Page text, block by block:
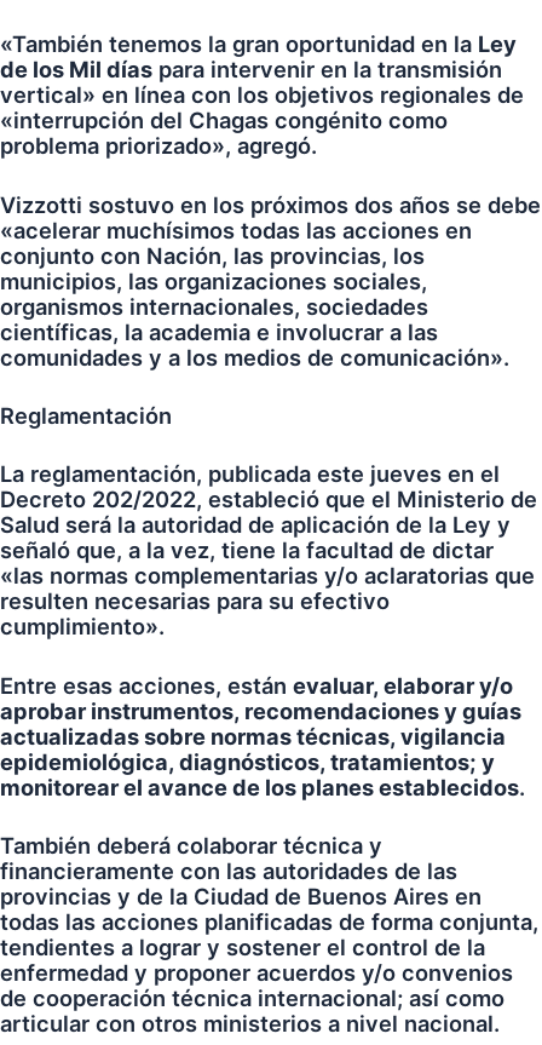
«También tenemos la gran oportunidad en la Ley
de los Mil días para intervenir en la transmisión
vertical» en línea con los objetivos regionales de
«interrupción del Chagas congénito como
problema priorizado», agregó.
Vizzotti sostuvo en los próximos dos años se debe
«acelerar muchísimos todas las acciones en
conjunto con Nación, las provincias, los
municipios, las organizaciones sociales,
organismos internacionales, sociedades
científicas, la academia e involucrar a las
comunidades y a los medios de comunicación».
Reglamentación
La reglamentación, publicada este jueves en el
Decreto 202/2022, estableció que el Ministerio de
Salud será la autoridad de aplicación de la Ley y
señaló que, a la vez, tiene la facultad de dictar
«las normas complementarias y/o aclaratorias que
resulten necesarias para su efectivo
cumplimiento».
Entre esas acciones, están evaluar, elaborar y/o
aprobar instrumentos, recomendaciones y guías
actualizadas sobre normas técnicas, vigilancia
epidemiológica, diagnósticos, tratamientos; y
monitorear el avance de los planes establecidos.
También deberá colaborar técnica y
financieramente con las autoridades de las
provincias y de la Ciudad de Buenos Aires en
todas las acciones planificadas de forma conjunta,
tendientes a lograr y sostener el control de la
enfermedad y proponer acuerdos y/o convenios
de cooperación técnica internacional; así como
articular con otros ministerios a nivel nacional.